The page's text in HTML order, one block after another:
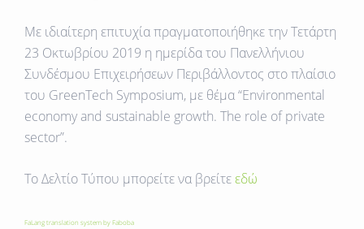
Με ιδιαίτερη επιτυχία πραγματοποιήθηκε την Τετάρτη
23 Οκτωβρίου 2019 η ημερίδα του Πανελλήνιου
Συνδέσμου Επιχειρήσεων Περιβάλλοντος στο πλαίσιο
του GreenTech Symposium, με θέμα “Environmental
economy and sustainable growth. The role of private
sector”.
To Δελτίο Τύπου μπορείτε να βρείτεεδώ
FaLang translation system by Faboba